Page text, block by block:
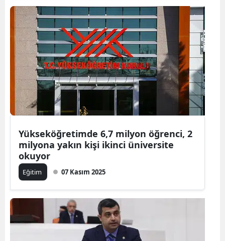
Yükseköğretimde 6,7 milyon öğrenci, 2
milyona yakın kişi ikinci üniversite
okuyor
Eğitim 07 Kasım 2025